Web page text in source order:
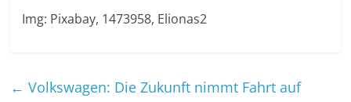
Img: Pixabay, 1473958, Elionas2
← Volkswagen: Die Zukunft nimmt Fahrt auf